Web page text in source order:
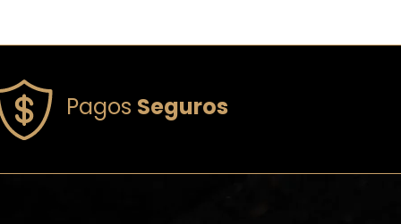
Pagos Seguros